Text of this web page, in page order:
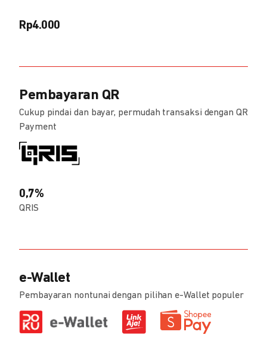
Rp4.000
Pembayaran QR
Cukup pindai dan bayar, permudah transaksi dengan QR
Payment
0,7%
QRIS
e-Wallet
Pembayaran nontunai dengan pilihan e-Wallet populer